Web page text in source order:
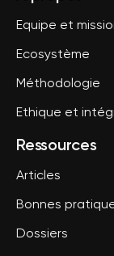
Equipe et
Ecosystème
Méthodologie
Ethique et
Ressources
Articles
Bonnes
Dossiers